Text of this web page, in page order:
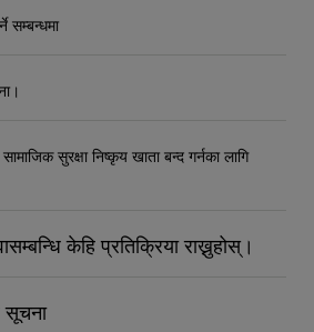
सम्बन्धमा
सुरक्षा निष्कृय खाता बन्द गर्नका लागि
केहि प्रतिक्रिया राख्नुहोस्।
सूचना